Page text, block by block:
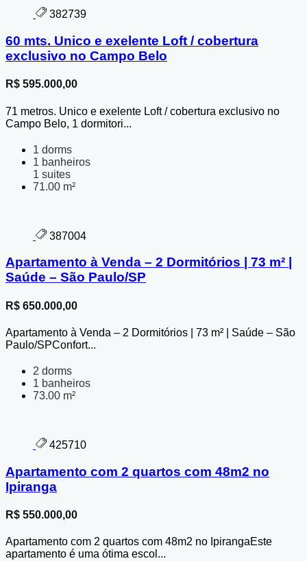
382739
60 mts. Unico e exelente Loft / cobertura
exclusivo no Campo Belo
R$ 595.000,00
71 metros. Unico e exelente Loft / cobertura exclusivo no
Campo Belo, 1 dormitori...
1 dorms
1 banheiros
1 suites
71.00 m²
387004
Apartamento à Venda – 2 Dormitórios | 73 m² |
Saúde – São Paulo/SP
R$ 650.000,00
Apartamento à Venda – 2 Dormitórios | 73 m² | Saúde – São
Paulo/SPConfort...
2 dorms
1 banheiros
73.00 m²
425710
Apartamento com 2 quartos com 48m2 no
Ipiranga
R$ 550.000,00
Apartamento com 2 quartos com 48m2 no IpirangaEste
apartamento é uma ótima escol...